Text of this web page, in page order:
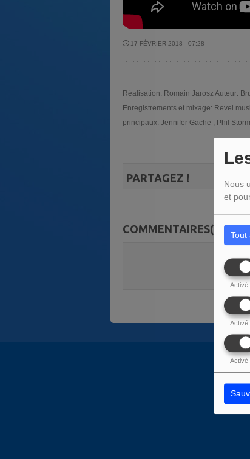
Nous
et
Tout
Activé
Activé
Activé
17 FÉVRIER 2018 - 07:28
Réalisation: Romain Jarosz Auteur:
Enregistrements et mixage: Revel
principaux: Jennifer Gache , Phil
PARTAGEZ !
COMMENTAIRES(0)